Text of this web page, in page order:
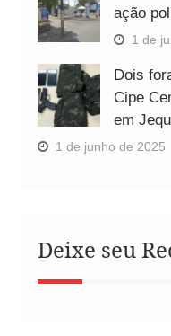
ação
1 de
Dois
Cipe
em
1 de junho de 2025
Deixe seu